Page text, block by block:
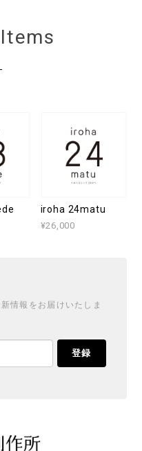
iroha 24matu
¥26,000
情報をお届けいたしま
登録